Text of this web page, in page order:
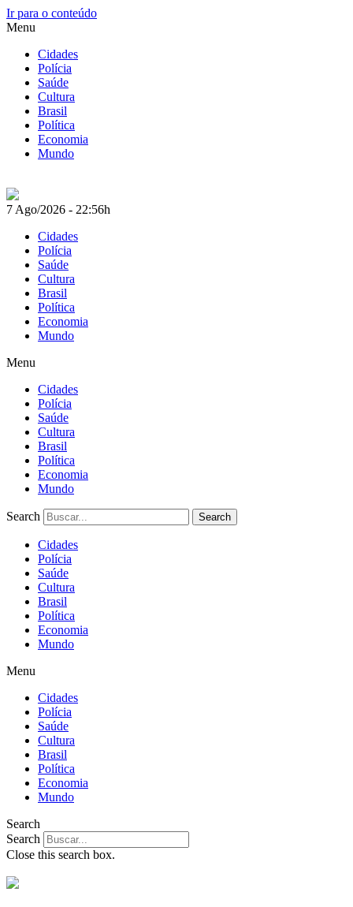
Ir para o conteúdo
Menu
Cidades
Polícia
Saúde
Cultura
Brasil
Política
Economia
Mundo
7 Ago/2026 - 22:56h
Cidades
Polícia
Saúde
Cultura
Brasil
Política
Economia
Mundo
Menu
Cidades
Polícia
Saúde
Cultura
Brasil
Política
Economia
Mundo
Search Search
Cidades
Polícia
Saúde
Cultura
Brasil
Política
Economia
Mundo
Menu
Cidades
Polícia
Saúde
Cultura
Brasil
Política
Economia
Mundo
Search
Search
Close this search box.